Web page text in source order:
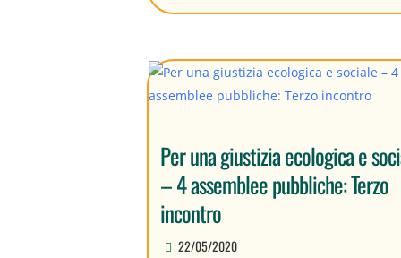
Per una giustizia ecologica e
– 4 assemblee pubbliche: Terzo
incontro
22/05/2020